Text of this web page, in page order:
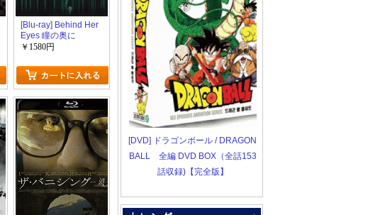
[Blu-ray] Behind Her
Eyes 瞳の奥に
￥1580円
[DVD] ドラゴンボール / DRAGON
BALL 全編 DVD BOX（全話153
話収録)【完全版】